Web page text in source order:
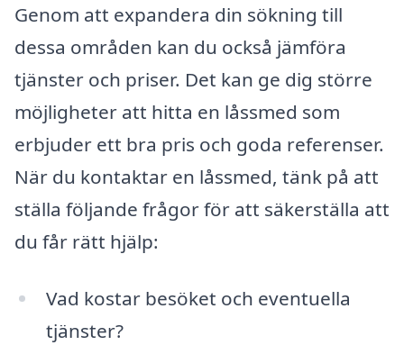
Genom att expandera din sökning till
dessa områden kan du också jämföra
tjänster och priser. Det kan ge dig större
möjligheter att hitta en låssmed som
erbjuder ett bra pris och goda referenser.
När du kontaktar en låssmed, tänk på att
ställa följande frågor för att säkerställa att
du får rätt hjälp:
Vad kostar besöket och eventuella
tjänster?